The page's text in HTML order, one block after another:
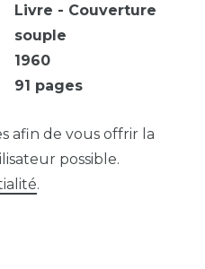
Livre - Couverture
souple
1960
91 pages
potloodstreepjes.
afin de vous offrir la
possible.
.